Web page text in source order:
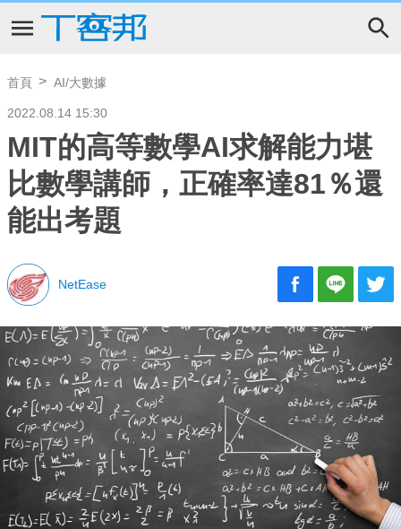
首頁 AI/大數據
2022.08.14 15:30
MIT的高等數學AI求解能力堪
比數學講師，正確率達81％還
能出考題
NetEase